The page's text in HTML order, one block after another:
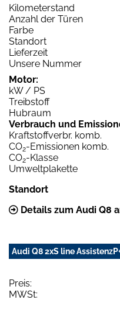
Kilometerstand
Anzahl der Türen
Farbe
Standort
Lieferzeit
Unsere Nummer
Motor:
kW / PS
Treibstoff
Hubraum
Verbrauch und
Kraftstoffverbr. komb.
CO2-Emissionen komb.
CO2-Klasse
Umweltplakette
Standort
Details zum Audi Q8
Audi Q8 2xS line
Preis:
MWSt: